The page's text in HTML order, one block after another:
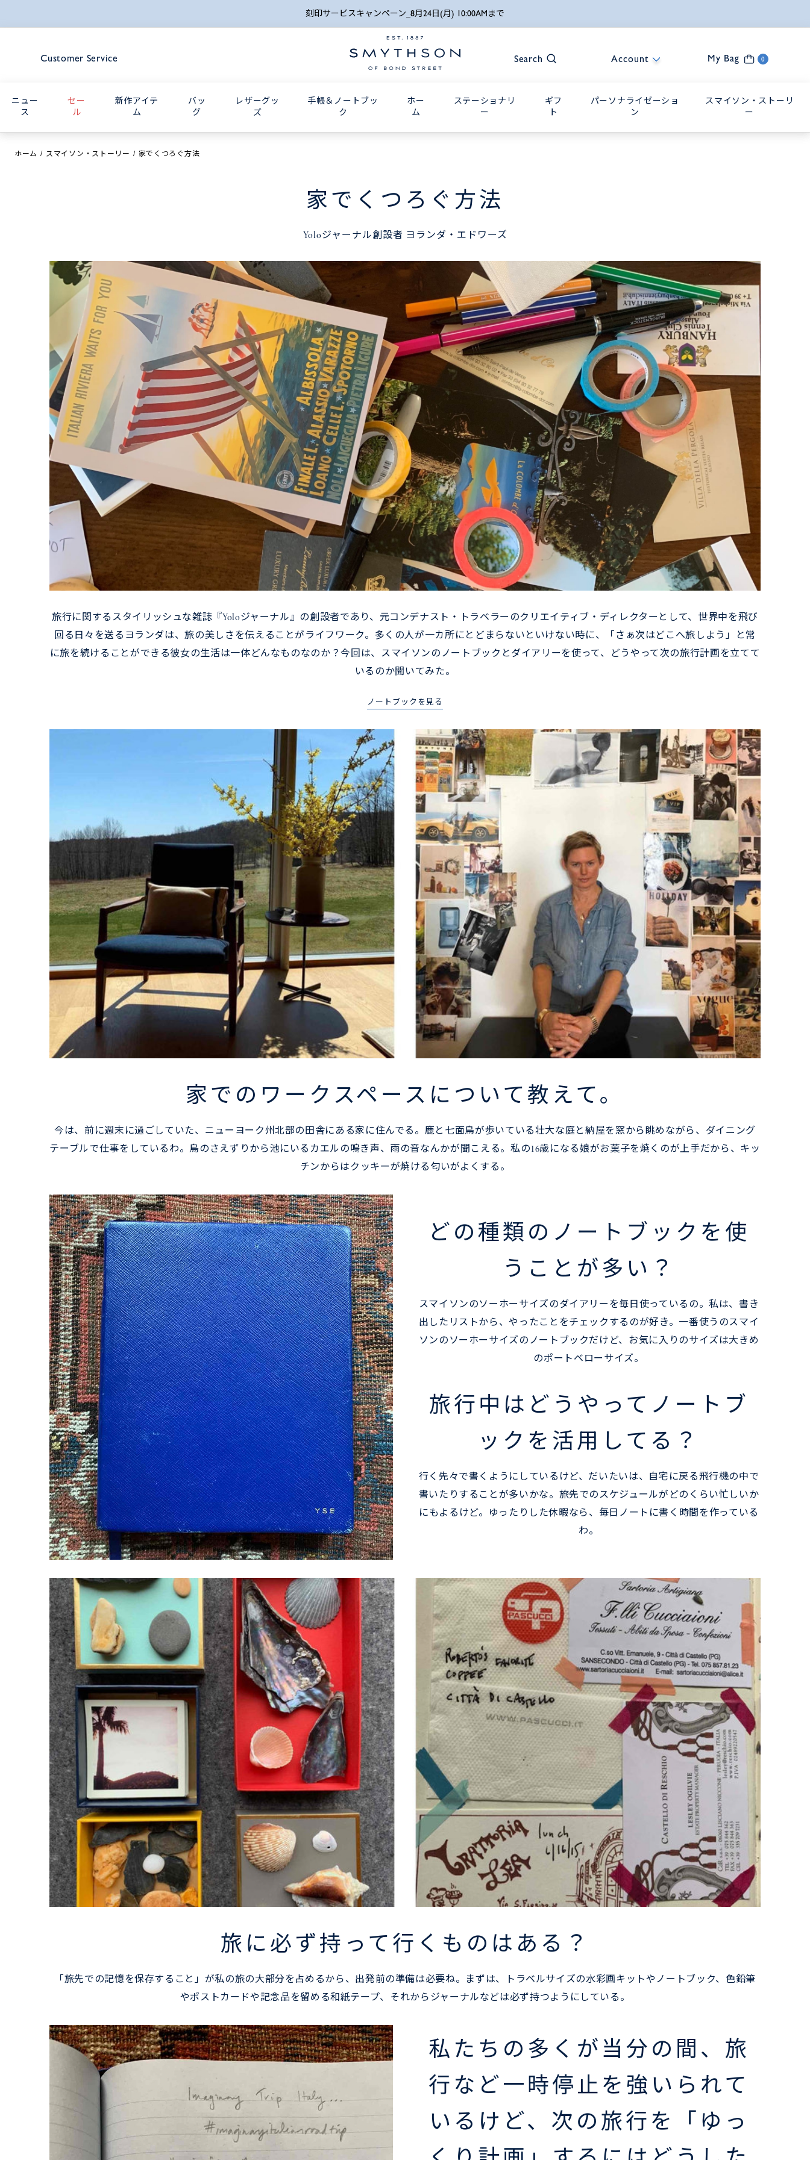
刻印サービスキャンペーン_8月24日(月) 10:00AMまで
Customer Service Search Account My Bag 0
ニュー
ス
セー
ル
新作アイテ
ム
バッ
グ
レザーグッ
ズ
手帳＆ノートブッ
ク
ホー
ム
ステーショナリ
ー
ギフ
ト
パーソナライゼーショ
ン
スマイソン・ストーリ
ー
ホーム スマイソン・ストーリー 家でくつろぐ方法
家でくつろぐ方法
Yoloジャーナル創設者 ヨランダ・エドワーズ
旅行に関するスタイリッシュな雑誌『Yoloジャーナル』の創設者であり、元コンデナスト・トラベラーのクリエイティブ・ディレクターとして、世界中を飛び
回る日々を送るヨランダは、旅の美しさを伝えることがライフワーク。多くの人が一カ所にとどまらないといけない時に、「さぁ次はどこへ旅しよう」と常
に旅を続けることができる彼女の生活は一体どんなものなのか？今回は、スマイソンのノートブックとダイアリーを使って、どうやって次の旅行計画を立てて
いるのか聞いてみた。
ノートブックを見る
家でのワークスペースについて教えて。
今は、前に週末に過ごしていた、ニューヨーク州北部の田舎にある家に住んでる。鹿と七面鳥が歩いている壮大な庭と納屋を窓から眺めながら、ダイニング
テーブルで仕事をしているわ。鳥のさえずりから池にいるカエルの鳴き声、雨の音なんかが聞こえる。私の16歳になる娘がお菓子を焼くのが上手だから、キッ
チンからはクッキーが焼ける匂いがよくする。
どの種類のノートブックを使
うことが多い？
スマイソンのソーホーサイズのダイアリーを毎日使っているの。私は、書き
出したリストから、やったことをチェックするのが好き。一番使うのスマイ
ソンのソーホーサイズのノートブックだけど、お気に入りのサイズは大きめ
のポートベローサイズ。
旅行中はどうやってノートブ
ックを活用してる？
行く先々で書くようにしているけど、だいたいは、自宅に戻る飛行機の中で
書いたりすることが多いかな。旅先でのスケジュールがどのくらい忙しいか
にもよるけど。ゆったりした休暇なら、毎日ノートに書く時間を作っている
わ。
旅に必ず持って行くものはある？
「旅先での記憶を保存すること」が私の旅の大部分を占めるから、出発前の準備は必要ね。まずは、トラベルサイズの水彩画キットやノートブック、色鉛筆
やポストカードや記念品を留める和紙テープ、それからジャーナルなどは必ず持つようにしている。
私たちの多くが当分の間、旅
行など一時停止を強いられて
いるけど、次の旅行を「ゆっ